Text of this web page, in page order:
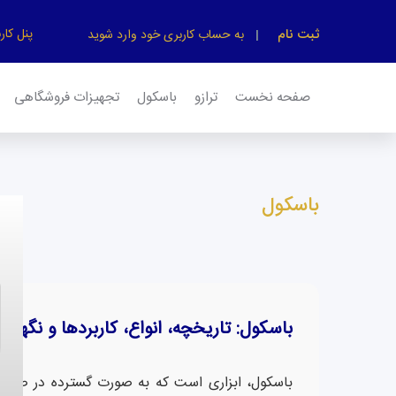
ثبت نام به حساب کاربری خود وارد شوید پنل
صفحه نخست ترازو باسکول تجهیزات فروشگاهی
باسکول
باسکول: تاریخچه، انواع، کاربردها و
باسکول، ابزاری است که به صورت گسترده در